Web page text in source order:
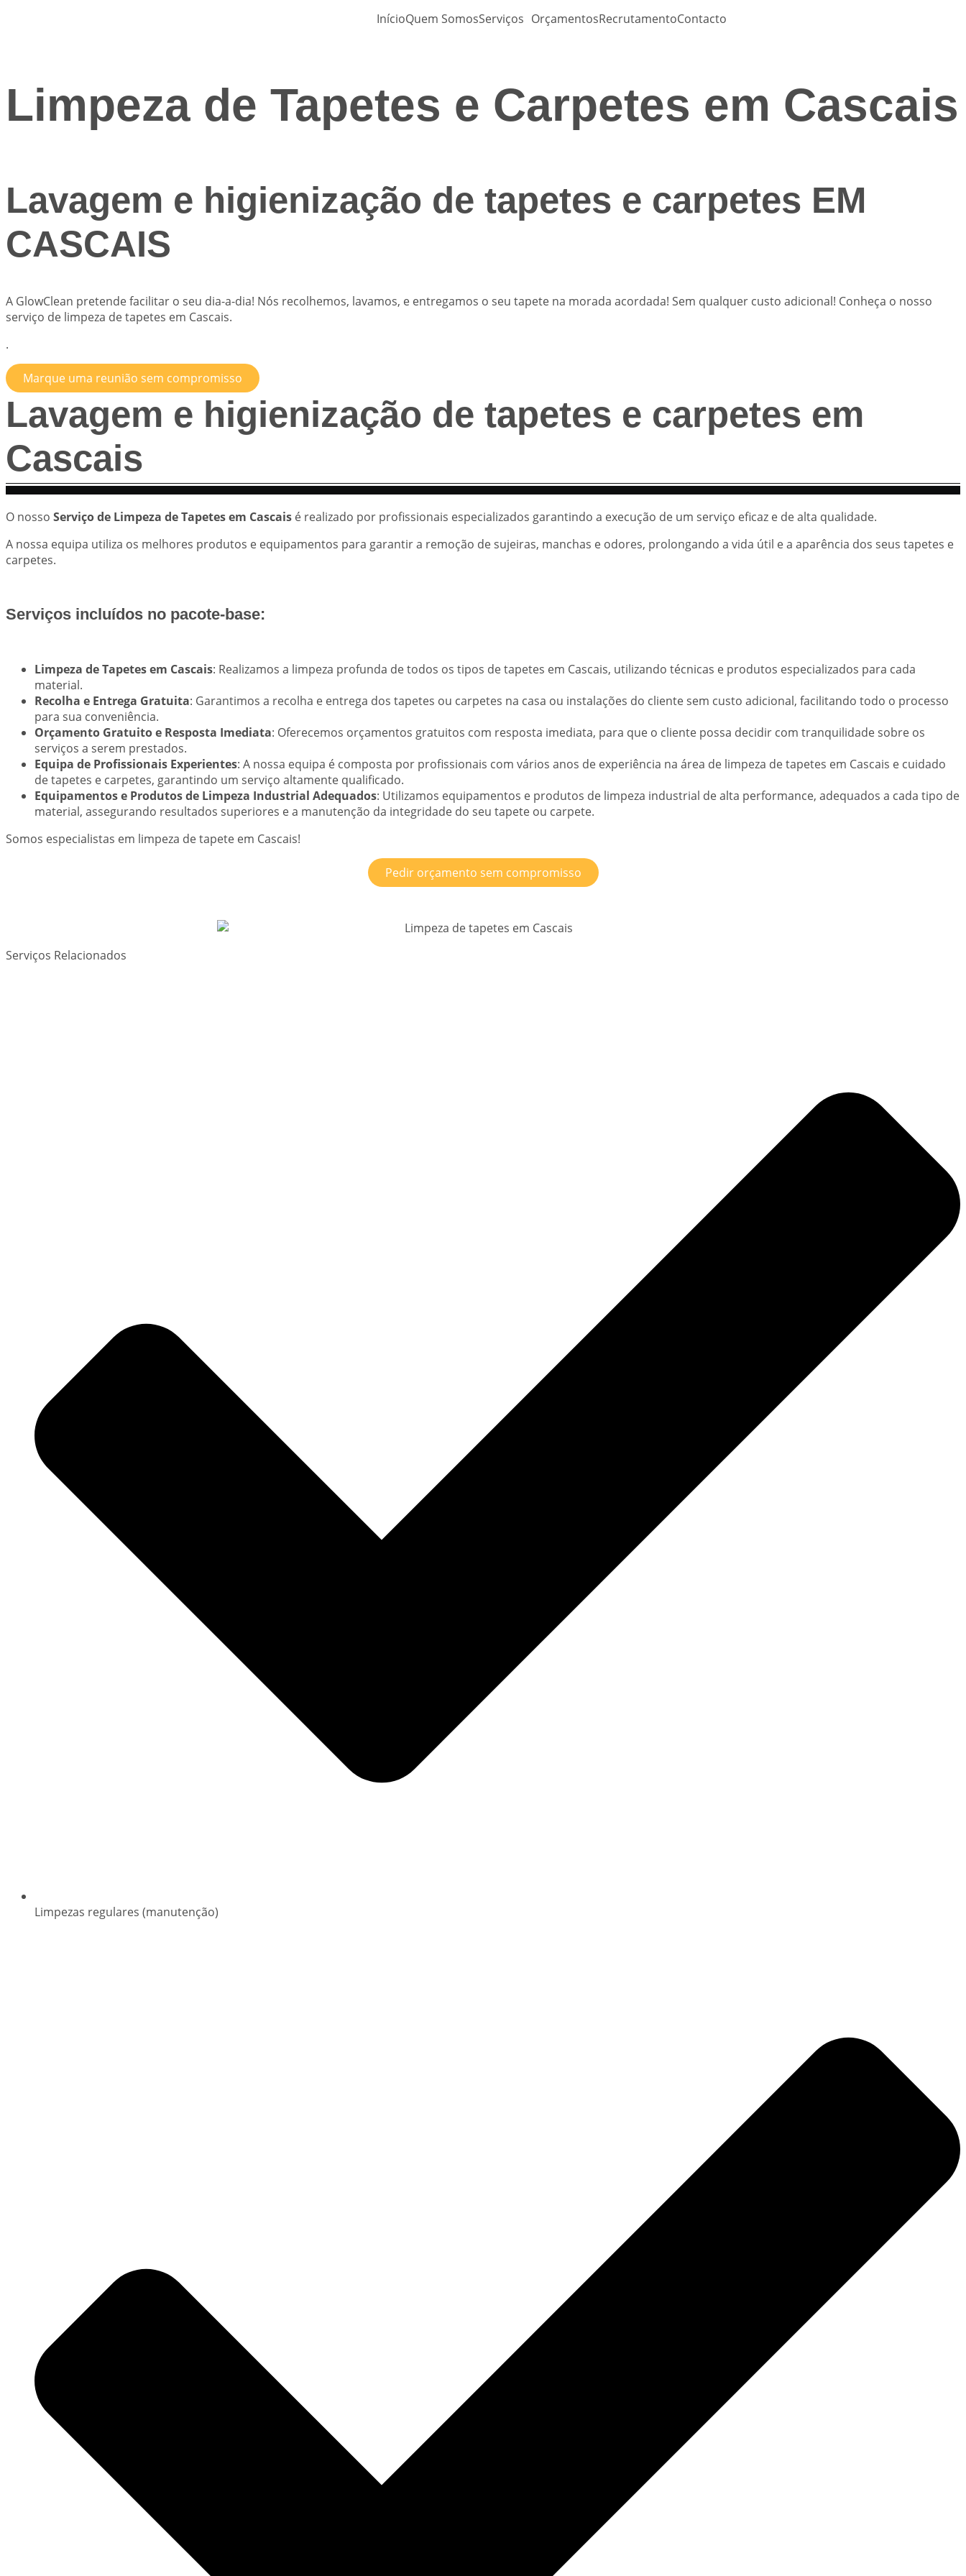
InícioQuem SomosServiços OrçamentosRecrutamentoContacto
Limpeza de Tapetes e Carpetes em Cascais
Lavagem e higienização de tapetes e carpetes EM
CASCAIS
A GlowClean pretende facilitar o seu dia-a-dia! Nós recolhemos, lavamos, e entregamos o seu tapete na morada acordada! Sem qualquer custo adicional! Conheça o nosso
serviço de limpeza de tapetes em Cascais.
.
Marque uma reunião sem compromisso
Lavagem e higienização de tapetes e carpetes em
Cascais
O nosso Serviço de Limpeza de Tapetes em Cascais é realizado por profissionais especializados garantindo a execução de um serviço eficaz e de alta qualidade.
A nossa equipa utiliza os melhores produtos e equipamentos para garantir a remoção de sujeiras, manchas e odores, prolongando a vida útil e a aparência dos seus tapetes e
carpetes.
Serviços incluídos no pacote-base:
Limpeza de Tapetes em Cascais: Realizamos a limpeza profunda de todos os tipos de tapetes em Cascais, utilizando técnicas e produtos especializados para cada
material.
Recolha e Entrega Gratuita: Garantimos a recolha e entrega dos tapetes ou carpetes na casa ou instalações do cliente sem custo adicional, facilitando todo o processo
para sua conveniência.
Orçamento Gratuito e Resposta Imediata: Oferecemos orçamentos gratuitos com resposta imediata, para que o cliente possa decidir com tranquilidade sobre os
serviços a serem prestados.
Equipa de Profissionais Experientes: A nossa equipa é composta por profissionais com vários anos de experiência na área de limpeza de tapetes em Cascais e cuidado
de tapetes e carpetes, garantindo um serviço altamente qualificado.
Equipamentos e Produtos de Limpeza Industrial Adequados: Utilizamos equipamentos e produtos de limpeza industrial de alta performance, adequados a cada tipo de
material, assegurando resultados superiores e a manutenção da integridade do seu tapete ou carpete.
Somos especialistas em limpeza de tapete em Cascais!
Pedir orçamento sem compromisso
Serviços Relacionados
Limpezas regulares (manutenção)